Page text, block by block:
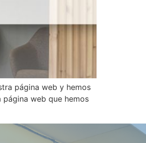
página web y hemos
web que hemos